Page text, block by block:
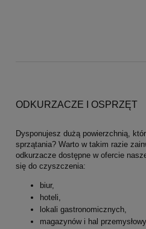
ODKURZACZE I OSPRZĘT
Dysponujesz dużą powierzchnią,
sprzątania? Warto w takim razie
odkurzacze dostępne w ofercie
się do czyszczenia:
biur,
hoteli,
lokali gastronomicznych,
magazynów i hal